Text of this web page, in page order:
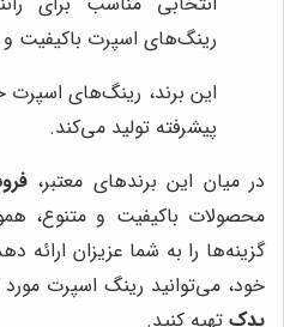
رینگ‌های اسپرت باکیفیت
این برند، رینگ‌های اسپرت
پیشرفته تولید می‌کند.
در میان این برندهای معتبر،
محصولات باکیفیت و متنوع،
گزینه‌ها را به شما عزیزان ارائه
خود، می‌توانید رینگ اسپرت مورد
یدک تهیه کنید.